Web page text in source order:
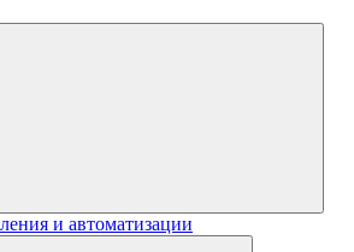
и автоматизации